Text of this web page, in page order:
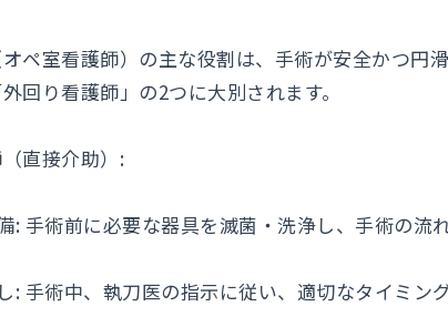
ペ室看護師）の主な役割は、手術が安全かつ円
回り看護師」の2つに大別されます。
直接介助）:
: 手術前に必要な器具を滅菌・洗浄し、手術の流
: 手術中、執刀医の指示に従い、適切なタイミン